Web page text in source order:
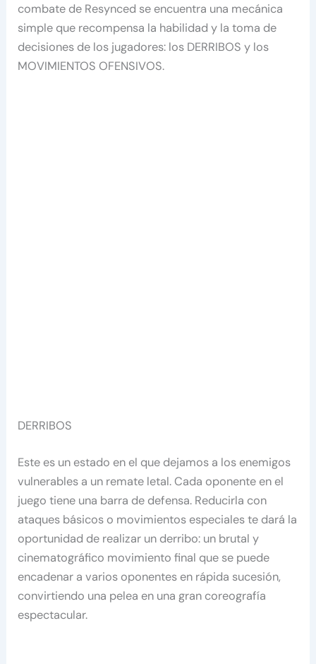
combate de Resynced se encuentra una mecánica
simple que recompensa la habilidad y la toma de
decisiones de los jugadores: los DERRIBOS y los
MOVIMIENTOS OFENSIVOS.
DERRIBOS
Este es un estado en el que dejamos a los enemigos
vulnerables a un remate letal. Cada oponente en el
juego tiene una barra de defensa. Reducirla con
ataques básicos o movimientos especiales te dará la
oportunidad de realizar un derribo: un brutal y
cinematográfico movimiento final que se puede
encadenar a varios oponentes en rápida sucesión,
convirtiendo una pelea en una gran coreografía
espectacular.